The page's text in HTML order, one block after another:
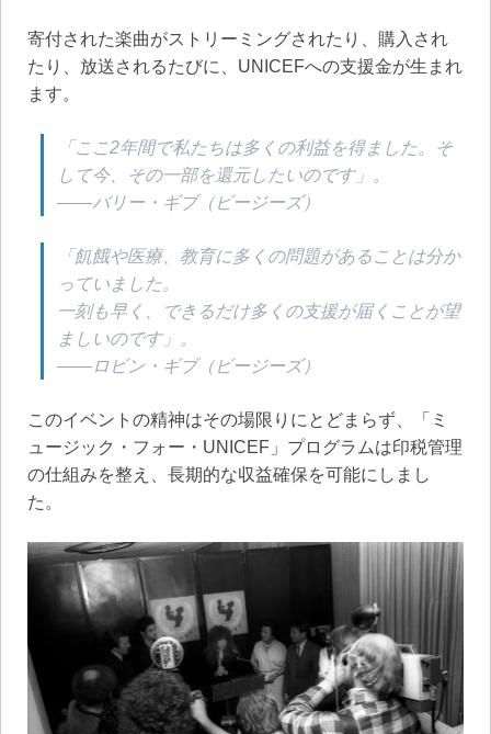
寄付された楽曲がストリーミングされたり、購入され
たり、放送されるたびに、UNICEFへの支援金が生まれ
ます。
「ここ2年間で私たちは多くの利益を得ました。そ
して今、その一部を還元したいのです」。
——バリー・ギブ（ビージーズ）
「飢餓や医療、教育に多くの問題があることは分か
っていました。
一刻も早く、できるだけ多くの支援が届くことが望
ましいのです」。
——ロビン・ギブ（ビージーズ）
このイベントの精神はその場限りにとどまらず、「ミ
ュージック・フォー・UNICEF」プログラムは印税管理
の仕組みを整え、長期的な収益確保を可能にしまし
た。